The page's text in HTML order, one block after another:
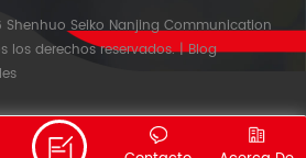
Shenhuo Seiko Nanjing Communication
los derechos reservados.|Blog